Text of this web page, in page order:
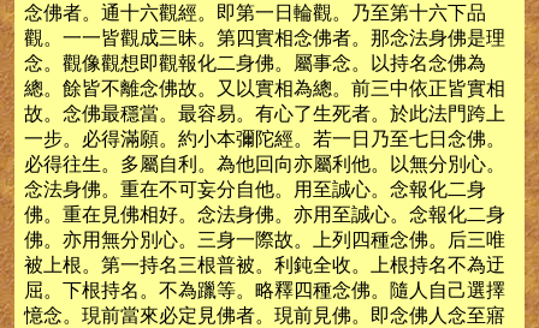
念佛者。通十六觀經。即第一日輪觀。乃至第十六下品
觀。一一皆觀成三昧。第四實相念佛者。那念法身佛是理
念。觀像觀想即觀報化二身佛。屬事念。以持名念佛為
總。餘皆不離念佛故。又以實相為總。前三中依正皆實相
故。念佛最穩當。最容易。有心了生死者。於此法門跨上
一步。必得滿願。約小本彌陀經。若一日乃至七日念佛。
必得往生。多屬自利。為他回向亦屬利他。以無分別心。
念法身佛。重在不可妄分自他。用至誠心。念報化二身
佛。重在見佛相好。念法身佛。亦用至誠心。念報化二身
佛。亦用無分別心。三身一際故。上列四種念佛。后三唯
被上根。第一持名三根普被。利鈍全收。上根持名不為迂
屈。下根持名。不為躐等。略釋四種念佛。隨人自己選擇
憶念。現前當來必定見佛者。現前見佛。即念佛人念至寤